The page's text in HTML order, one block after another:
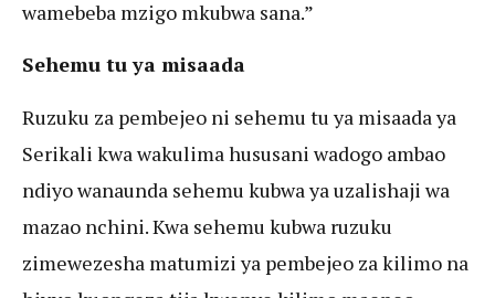
wamebeba mzigo mkubwa sana.”
Sehemu tu ya misaada
Ruzuku za pembejeo ni sehemu tu ya misaada ya
Serikali kwa wakulima hususani wadogo ambao
ndiyo wanaunda sehemu kubwa ya uzalishaji wa
mazao nchini. Kwa sehemu kubwa ruzuku
zimewezesha matumizi ya pembejeo za kilimo na